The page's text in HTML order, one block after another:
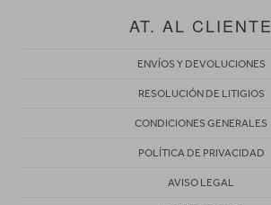
AT. AL CLIENTE
ENVÍOS Y DEVOLUCIONES
RESOLUCIÓN DE LITIGIOS
CONDICIONES GENERALES
POLÍTICA DE PRIVACIDAD
AVISO LEGAL